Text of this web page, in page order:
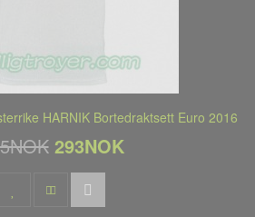
HARNIK Bortedraktsett Euro 2016
293NOK